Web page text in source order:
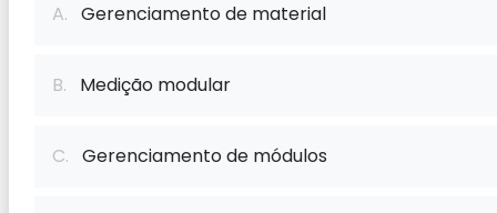
A. Gerenciamento de material
B. Medição modular
C. Gerenciamento de módulos